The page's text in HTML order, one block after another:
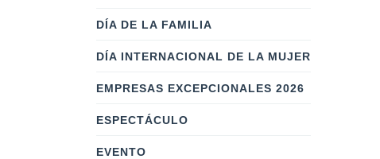
DÍA DE LA FAMILIA
DÍA INTERNACIONAL DE LA MUJER
EMPRESAS EXCEPCIONALES 2026
ESPECTÁCULO
EVENTO